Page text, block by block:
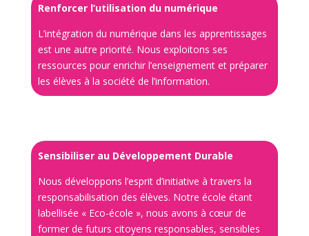
Renforcer l’utilisation du numérique
L’intégration du numérique dans les apprentissages
est une autre priorité. Nous exploitons ses
ressources pour enrichir l’enseignement et préparer
les élèves à la société de l’information.
Sensibiliser au Développement Durable
Nous développons l’esprit d’initiative à travers la
responsabilisation des élèves. Notre école étant
labellisée « Eco-école », nous avons à cœur de
former de futurs citoyens responsables, sensibles